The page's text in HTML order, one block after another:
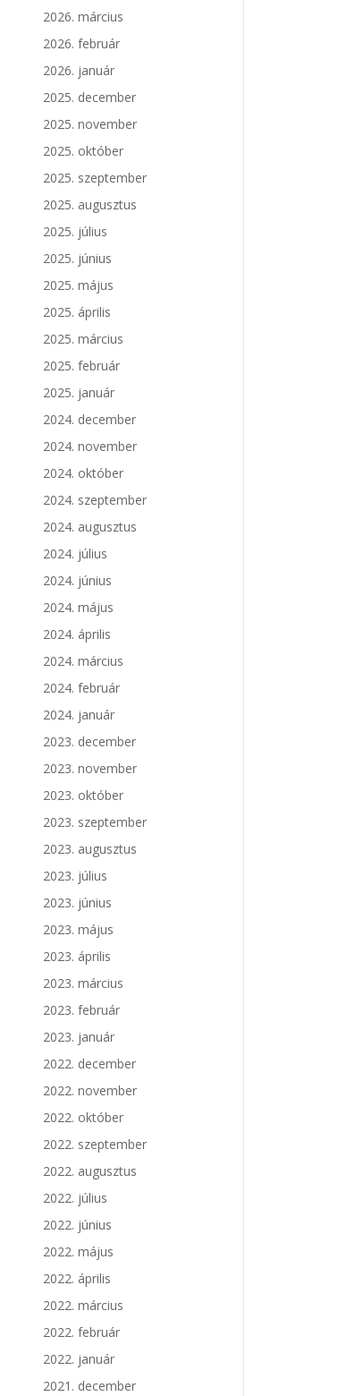
2026. március
2026. február
2026. január
2025. december
2025. november
2025. október
2025. szeptember
2025. augusztus
2025. július
2025. június
2025. május
2025. április
2025. március
2025. február
2025. január
2024. december
2024. november
2024. október
2024. szeptember
2024. augusztus
2024. július
2024. június
2024. május
2024. április
2024. március
2024. február
2024. január
2023. december
2023. november
2023. október
2023. szeptember
2023. augusztus
2023. július
2023. június
2023. május
2023. április
2023. március
2023. február
2023. január
2022. december
2022. november
2022. október
2022. szeptember
2022. augusztus
2022. július
2022. június
2022. május
2022. április
2022. március
2022. február
2022. január
2021. december